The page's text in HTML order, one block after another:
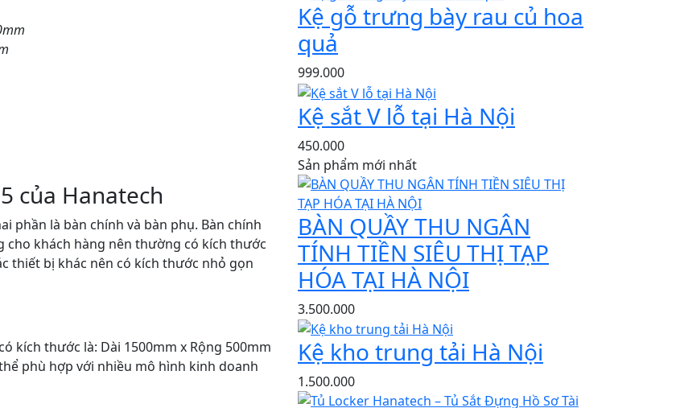
của Hanatech
phần là bàn chính và bàn phụ. Bàn chính
khách hàng nên thường có kích thước
thiết bị khác nên có kích thước nhỏ gọn
kích thước là: Dài 1500mm x Rộng 500mm
phù hợp với nhiều mô hình kinh doanh
Kệ gỗ trưng bày rau củ hoa
quả
999.000
Kệ sắt V lỗ tại Hà Nội
450.000
Sản phẩm mới nhất
BÀN QUẦY THU NGÂN
TÍNH TIỀN SIÊU THỊ TẠP
HÓA TẠI HÀ NỘI
3.500.000
Kệ kho trung tải Hà Nội
1.500.000